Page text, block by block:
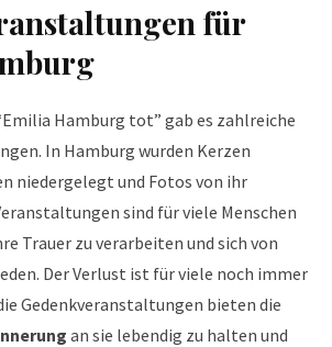
für
Hamburg tot” gab es zahlreiche
In Hamburg wurden Kerzen
niedergelegt und Fotos von ihr
sind für viele Menschen
Trauer zu verarbeiten und sich von
Der Verlust ist für viele noch immer
Gedenkveranstaltungen bieten die
an sie lebendig zu halten und